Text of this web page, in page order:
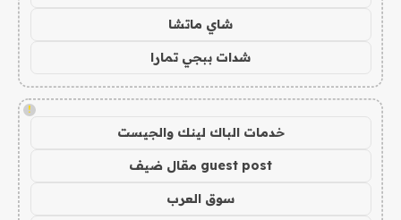
شاي ماتشا
شدات ببجي تمارا
!
خدمات الباك لينك والجيست
guest post مقال ضيف
سوق العرب